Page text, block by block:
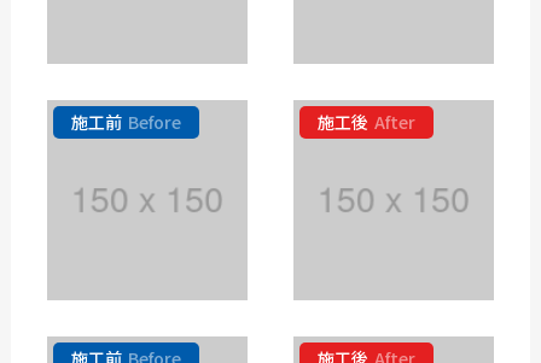
施工前 Before 施工後 After